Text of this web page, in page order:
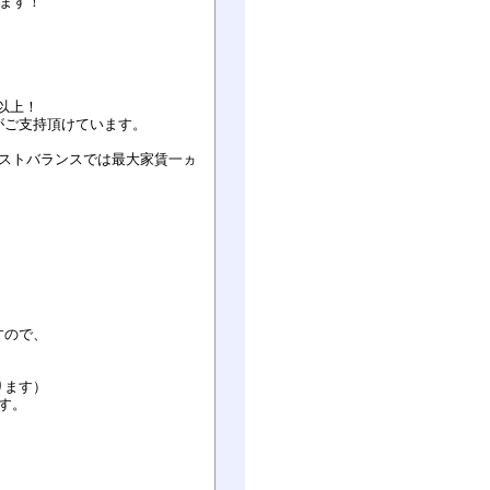
上！
支持頂けています。
トバランスでは最大家賃一ヵ
で、
す）
。